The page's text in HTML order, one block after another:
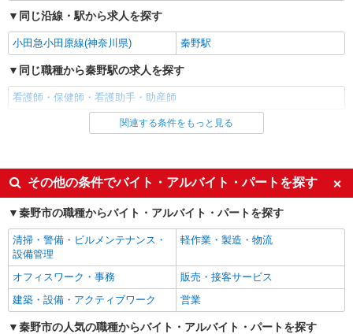
同じ沿線・駅から求人を探す
小田急小田原線(神奈川県) 秦野駅
同じ職種から秦野駅の求人を探す
看護師・保健師・看護助手・助産師
同じ雇用形態から秦野駅の求人を探す
同じ特徴から秦野駅の求人を探す
入社日応相談
未経験歓迎
経験者・有資格者歓迎
新卒・第二新卒歓迎
女性活躍中
フリーター歓迎
学歴不問
ブランクOK
ミドル（40代～）活躍中
エルダー（50代～）活躍中
シニア（60代～）活躍中
関連する条件をもっと見る
その他の条件でバイト・アルバイト・パートを探す
秦野市の職種からバイト・アルバイト・パートを探す
清掃・警備・ビルメンテナンス・
設備管理
軽作業・製造・物流
オフィスワーク・事務
販売・接客サービス
建築・設備・アクティブワーク
営業
秦野市の人気の職種からバイト・アルバイト・パートを探す